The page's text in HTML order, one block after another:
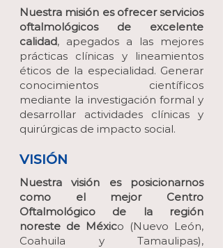
Nuestra misión es ofrecer servicios
oftalmológicos de excelente
calidad, apegados a las mejores
prácticas clínicas y lineamientos
éticos de la especialidad. Generar
conocimientos científicos
mediante la investigación formal y
desarrollar actividades clínicas y
quirúrgicas de impacto social.
VISIÓN
Nuestra visión es posicionarnos
como el mejor Centro
Oftalmológico de la región
noreste de México (Nuevo León,
Coahuila y Tamaulipas),